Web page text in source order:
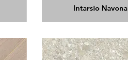
Intarsio Navona